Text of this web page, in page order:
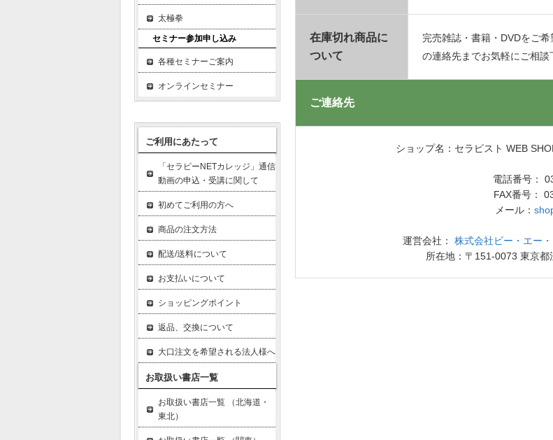
在庫切れ商品に
ついて
完売雑誌・書籍・DVDをご
の連絡先までお気軽にご相談
ご連絡先
ショップ名：セラピスト WEB
電話番号：
FAX番号：
メール：
運営会社： 株式会社ビー・エー
所在地：〒151-0073 東京
太極拳
セミナー参加申し込み
各種セミナーご案内
オンラインセミナー
ご利用にあたって
「セラピーNETカレッジ」通信
動画の申込・受講に関して
初めてご利用の方へ
商品の注文方法
配送/送料について
お支払いについて
ショッピングポイント
返品、交換について
大口注文を希望される法人様へ
お取扱い書店一覧
お取扱い書店一覧 （北海道・
東北）